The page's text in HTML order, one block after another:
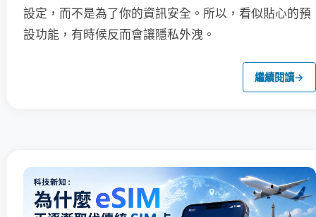
設定，而不是為了你的資訊安全。所以，看似貼心的預
設功能，有時候反而會讓隱私外洩。
繼續閱讀→